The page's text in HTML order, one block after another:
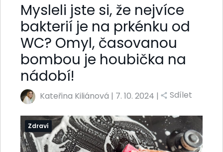
Mysleli jste si, že nejvíce
bakterií je na prkénku od
WC? Omyl, časovanou
bombou je houbička na
nádobí!
Kateřina Kiliánová | 7. 10. 2024 | Sdílet
Zdraví